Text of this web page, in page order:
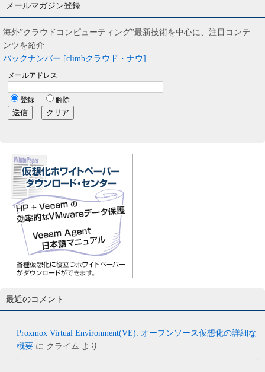
メールマガジン登録
海外”クラウドコンピューティング”最新技術を中心に、注目コンテ
ンツを紹介
バックナンバー [climbクラウド・ナウ]
最近のコメント
Proxmox Virtual Environment(VE): オープンソース仮想化の詳細な
概要 に クライム より